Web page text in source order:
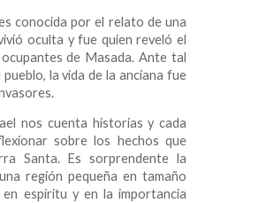
conocida por el relato de una
oculta y fue quien reveló el
de Masada. Ante tal
la vida de la anciana fue
nos cuenta historias y cada
sobre los hechos que
Santa. Es sorprendente la
región pequeña en tamaño
espíritu y en la importancia